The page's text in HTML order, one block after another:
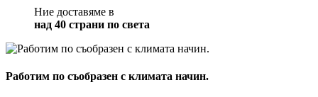
Ние доставяме в
над 40 страни по света
Работим по съобразен с климата начин.